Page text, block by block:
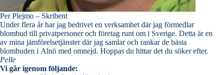
Per Plejmo – Skribent
Under flera år har jag bedrivet en verksamhet där jag förmedlar
blombud till privatpersoner och företag runt om i Sverige. Detta är en
av mina jämförelsetjänster där jag samlar och rankar de bästa
blombuden i Alnö med omnejd. Hoppas du hittar det du söker efter.
Pelle
Vi går igenom följande: